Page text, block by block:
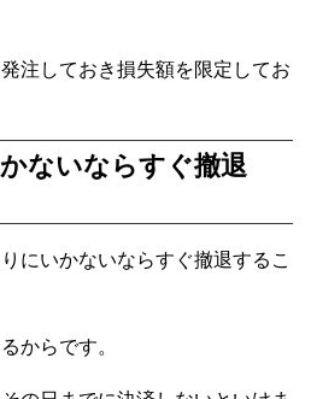
注しておき損失額を限定してお
ないならすぐ撤退
にいかないならすぐ撤退するこ
からです。